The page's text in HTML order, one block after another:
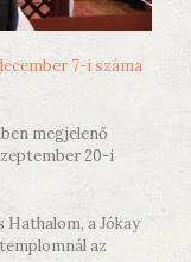
7-i száma
megjelenő
20-i
a Jókay
az